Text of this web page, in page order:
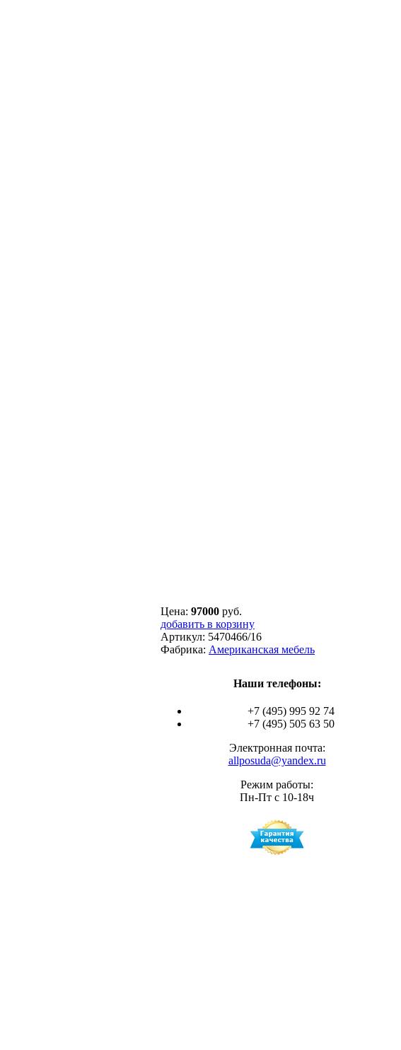
Цена: 97000 руб.
добавить в корзину
Артикул: 5470466/16
Фабрика: Американская мебель
Наши телефоны:
+7 (495) 995 92 74
+7 (495) 505 63 50
Электронная почта:
allposuda@yandex.ru
Режим работы:
Пн-Пт с 10-18ч